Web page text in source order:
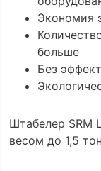
Экономия
больше
Без
Штабелер SRM
весом до 1,5